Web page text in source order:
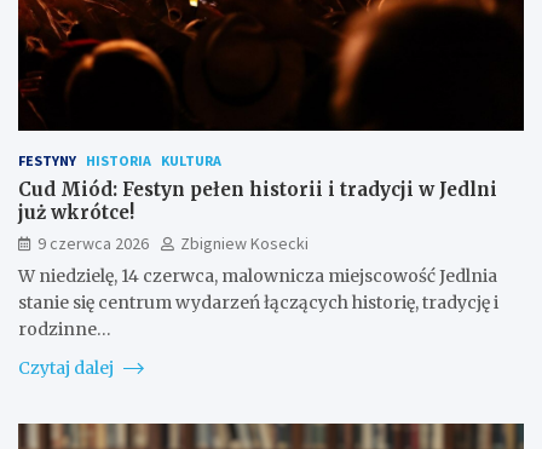
FESTYNY HISTORIA KULTURA
Cud Miód: Festyn pełen historii i tradycji w Jedlni
już wkrótce!
9 czerwca 2026
Zbigniew Kosecki
W niedzielę, 14 czerwca, malownicza miejscowość Jedlnia
stanie się centrum wydarzeń łączących historię, tradycję i
rodzinne…
Czytaj dalej